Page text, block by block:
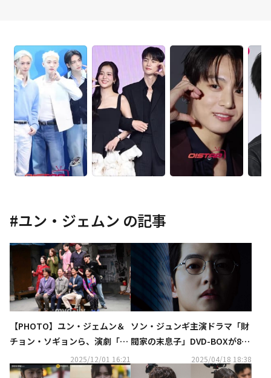
#ユン・ジェムン の記事
【PHOTO】ユン・ジェムン＆
チョン・ソギョンら、演劇「マ
トリョーシカ」プレスコールに
出席
2025/12/01 16:21
ソン・ジュンギ主演ドラマ「財
閥家の末息子」DVD-BOXが8月
6日に発売！レンタルも開始
2025/04/18 18:38